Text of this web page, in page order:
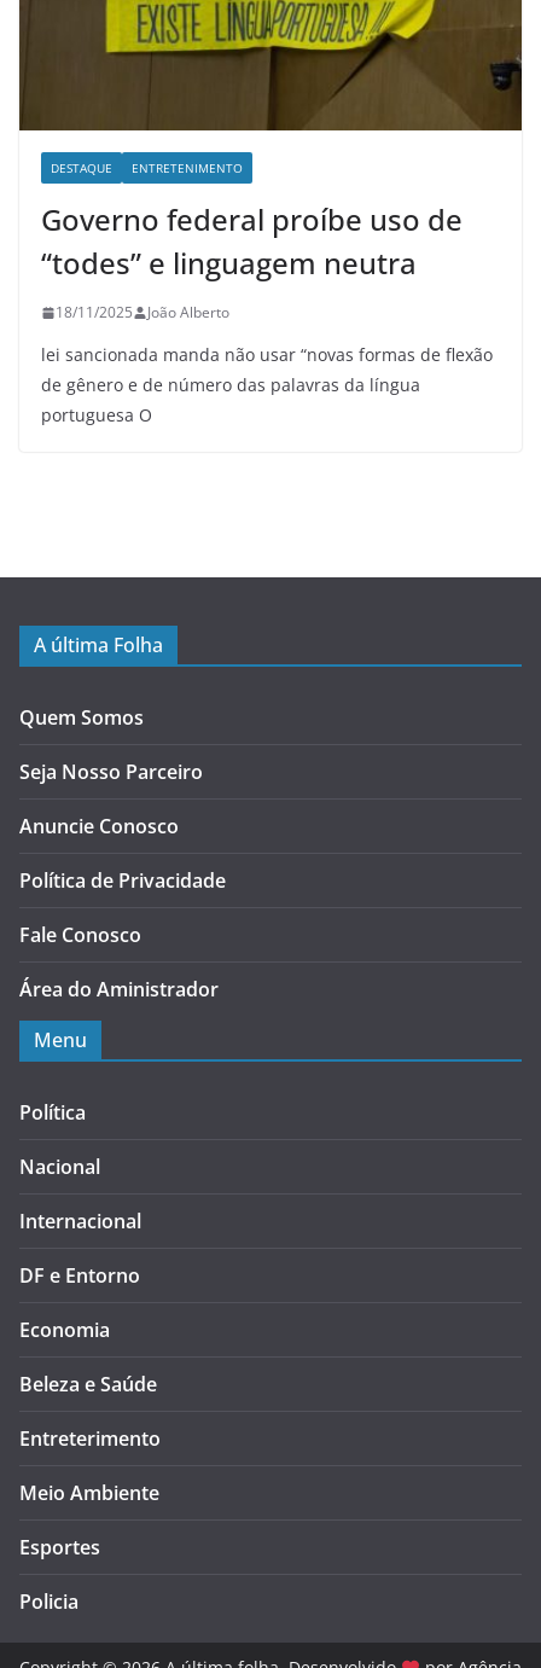
DESTAQUE ENTRETENIMENTO
Governo federal proíbe uso de
“todes” e linguagem neutra
18/11/2025 João Alberto
lei sancionada manda não usar “novas formas de flexão
de gênero e de número das palavras da língua
portuguesa O
A última Folha
Quem Somos
Seja Nosso Parceiro
Anuncie Conosco
Política de Privacidade
Fale Conosco
Área do Aministrador
Menu
Política
Nacional
Internacional
DF e Entorno
Economia
Beleza e Saúde
Entreterimento
Meio Ambiente
Esportes
Policia